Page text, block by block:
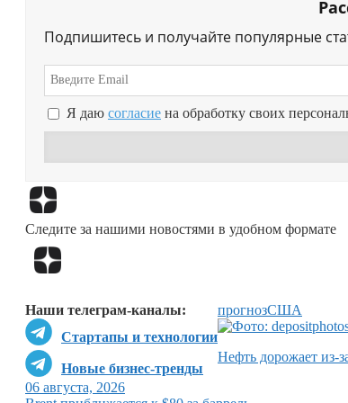
Подпишитесь и получайте популярные
Я даю согласие на обработку своих
Следите за нашими новостями в удобном формате
Наши телеграм-каналы:
Стартапы и технологии
Новые бизнес-тренды
прогнозСША
Нефть дорожает из-
06 августа, 2026